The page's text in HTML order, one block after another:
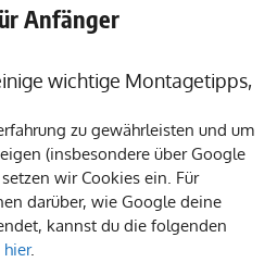
zu gewährleisten und um
(insbesondere über Google
wir Cookies ein. Für
darüber, wie Google deine
kannst du die folgenden
hier.
Anfänger
wichtige Montagetipps,
Stellen Sie sicher, dass
und Werkzeuge